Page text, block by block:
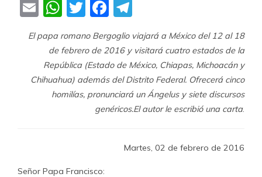
EmailWhatsApp
TwitterFacebook
El papa romano Bergoglio viajará a México del 12 al 18
de febrero de 2016 y visitará cuatro estados de la
República (Estado de México, Chiapas, Michoacán y
Chihuahua) además del Distrito Federal. Ofrecerá cinco
homilías, pronunciará un Ángelus y siete discursos
genéricos.El autor le escribió una carta.
Martes, 02 de febrero de 2016
Señor Papa Francisco: